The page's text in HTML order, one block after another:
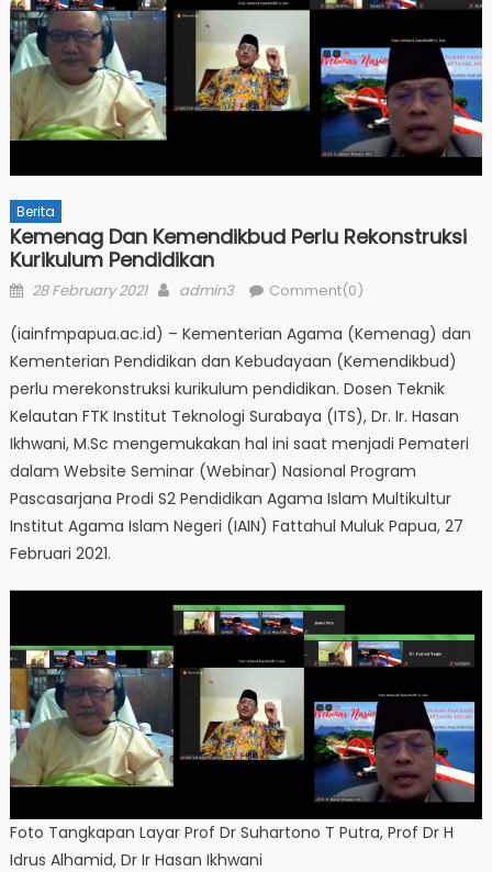
Berita
Kemenag Dan Kemendikbud Perlu Rekonstruksi
Kurikulum Pendidikan
Posted
28 February 2021 Author
admin3 Comment(0)
(iainfmpapua.ac.id) – Kementerian Agama (Kemenag) dan
Kementerian Pendidikan dan Kebudayaan (Kemendikbud)
perlu merekonstruksi kurikulum pendidikan. Dosen Teknik
Kelautan FTK Institut Teknologi Surabaya (ITS), Dr. Ir. Hasan
Ikhwani, M.Sc mengemukakan hal ini saat menjadi Pemateri
dalam Website Seminar (Webinar) Nasional Program
Pascasarjana Prodi S2 Pendidikan Agama Islam Multikultur
Institut Agama Islam Negeri (IAIN) Fattahul Muluk Papua, 27
Februari 2021.
Foto Tangkapan Layar Prof Dr Suhartono T Putra, Prof Dr H
Idrus Alhamid, Dr Ir Hasan Ikhwani